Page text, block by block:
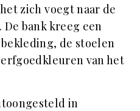
zich voegt naar de
bank kreeg een
de stoelen
van het
in